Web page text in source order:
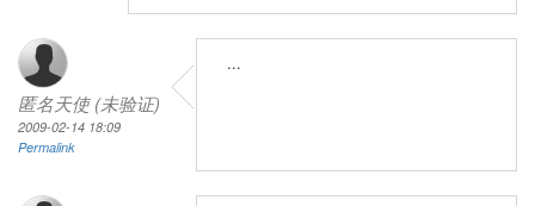
匿名天使 (未验证)
2009-02-14 18:09
Permalink
...